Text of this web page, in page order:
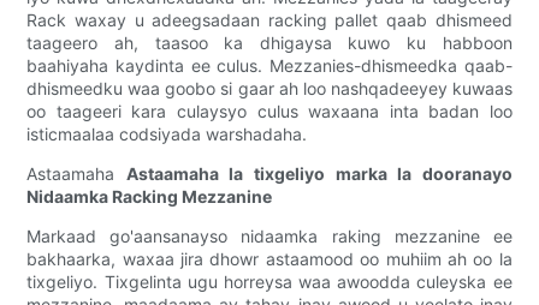
Rack waxay u adeegsadaan racking pallet qaab dhismeed
taageero ah, taasoo ka dhigaysa kuwo ku habboon
baahiyaha kaydinta ee culus. Mezzanies-dhismeedka qaab-
dhismeedku waa goobo si gaar ah loo nashqadeeyey kuwaas
oo taageeri kara culaysyo culus waxaana inta badan loo
isticmaalaa codsiyada warshadaha.
Astaamaha Astaamaha la tixgeliyo marka la dooranayo
Nidaamka Racking Mezzanine
Markaad go'aansanayso nidaamka raking mezzanine ee
bakhaarka, waxaa jira dhowr astaamood oo muhiim ah oo la
tixgeliyo. Tixgelinta ugu horreysa waa awoodda culeyska ee